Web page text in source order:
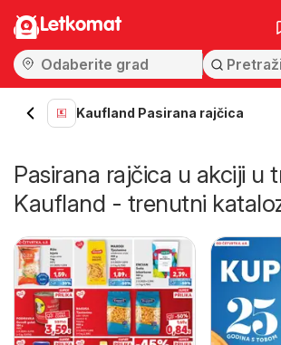
Letkomat
Kaufland Pasirana rajčica
Pasirana rajčica u akciji u
Kaufland - trenutni